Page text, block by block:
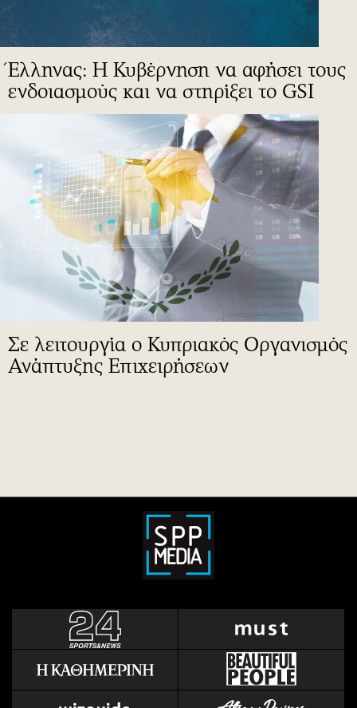
Έλληνας: Η Κυβέρνηση να αφήσει τους
ενδοιασμούς και να στηρίξει το GSI
Σε λειτουργία ο Κυπριακός Οργανισμός
Ανάπτυξης Επιχειρήσεων